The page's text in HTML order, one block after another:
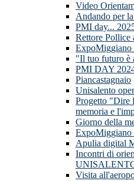
Video
Andando per
PMI day...
Rettore Pollice
ExpoMiggiano
"Il tuo futuro è
PMI DAY
Piancastagnaio
Unisalento
Progetto "Dire
memoria e
Giorno della
ExpoMiggiano
Apulia digital
Incontri di
Visita